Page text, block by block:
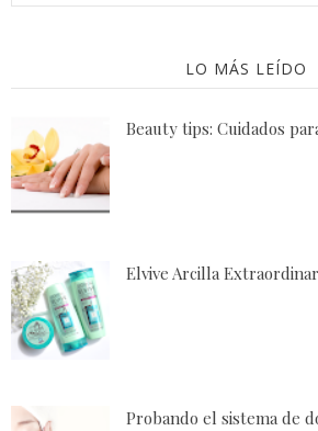
LO MÁS LEÍDO
Beauty tips: Cuidados
Elvive Arcilla
Probando el sistema de